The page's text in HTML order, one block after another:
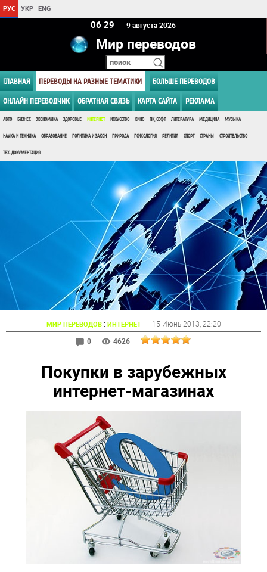
РУС УКР ENG
06:29 9 августа 2026
Мир переводов
ГЛАВНАЯ ПЕРЕВОДЫ НА РАЗНЫЕ ТЕМАТИКИ БОЛЬШЕ ПЕРЕВОДОВ
ОНЛАЙН ПЕРЕВОДЧИК ОБРАТНАЯ СВЯЗЬ КАРТА САЙТА РЕКЛАМА
АВТО БИЗНЕС ЭКОНОМИКА ЗДОРОВЬЕ ИНТЕРНЕТ ИСКУССТВО КИНО ПК, СОФТ ЛИТЕРАТУРА МЕДИЦИНА МУЗЫКА
НАУКА И ТЕХНИКА ОБРАЗОВАНИЕ ПОЛИТИКА И ЗАКОН ПРИРОДА ПСИХОЛОГИЯ РЕЛИГИЯ СПОРТ СТРАНЫ СТРОИТЕЛЬСТВО
ТЕХ. ДОКУМЕНТАЦИЯ
МИР ПЕРЕВОДОВ: ИНТЕРНЕТ 15 Июнь 2013 , 22:20
0
4626
Покупки в зарубежных
интернет-магазинах